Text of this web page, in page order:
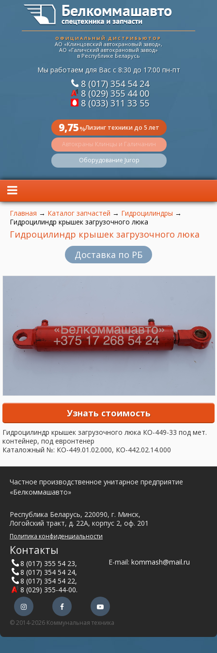
ОФИЦИАЛЬНЫЙ ДИСТРИБЬЮТОР
АО «Клинцовский автокрановый завод»,
АО «Галичский автокрановый завод»
в Республике Беларусь
Мы работаем для Вас с 8:30 до 17:00 пн-пт
8 (017) 354 54 24
8 (029) 355 44 00
8 (033) 311 33 55
9,75%Лизинг техники до 5 лет
Автокраны Клинцы и Галичанин
Оборудование Jurop
Вы здесь
Главная → Каталог запчастей → Гидроцилиндры →
Гидроцилиндр крышек загрузочного люка
Гидроцилиндр крышек загрузочного люка
Доставка по РБ
Узнать стоимость
Гидроцилиндр крышек загрузочного люка КО-449-33 под мет.
контейнер, под евронтенер
Каталожный №: КО-449.01.02.000, КО-442.02.14.000
Частное производственное унитарное предприятие
«Белкоммашавто»
Республика Беларусь, 220090, г. Минск,
Логойский тракт, д. 22А, корпус 2, оф. 201
Политика конфиденциальности
Контакты
8 (017) 355 54 23,
8 (017) 354 54 24,
8 (017) 354 54 22,
8 (029) 355-44-00.
E-mail: kommash@mail.ru
© 2014-2026 Коммунальная техника